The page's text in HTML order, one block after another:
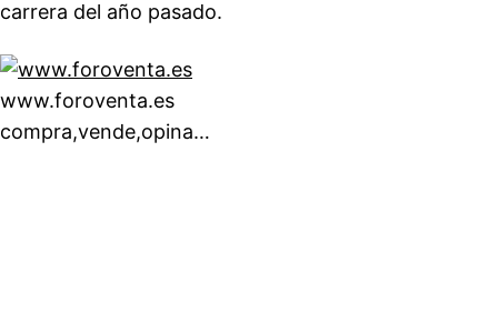
carrera del año pasado.
www.foroventa.es
compra,vende,opina…